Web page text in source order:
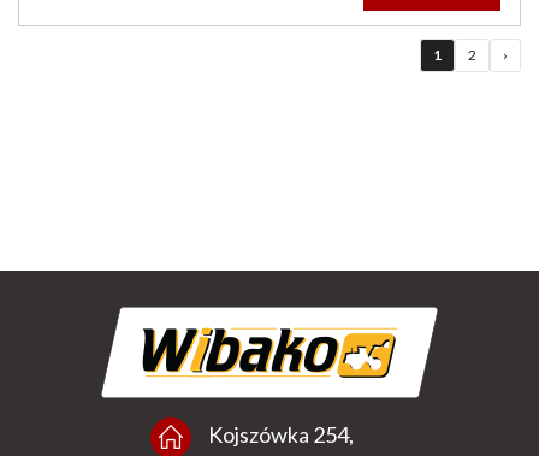
1 2 ›
Kojszówka 254,